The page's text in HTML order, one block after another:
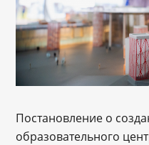
Постановление о
образовательного